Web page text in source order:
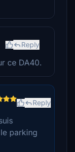
Reply
ce DA40.
Reply
parking